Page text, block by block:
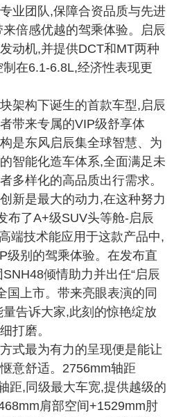
业团队,保障合资品质与先进
倍感优越的驾乘体验。启辰
动机,并提供DCT和MT两种
在6.1-6.8L,经济性表现更
架构下诞生的首款车型,启辰
带来专属的VIP级舒享体
是东风启辰集全球智慧、为
智能化造车体系,全面满足未
多样化的高品质出行需求。
新是最大的动力,在这种努力
布了A+级SUV头等舱-启辰
端技术能应用于这款产品中,
级别的驾乘体验。在发布直
倾情助力并出任“启辰
国上市。带来亮眼表演的同
告诉大家,此刻的惊艳绽放
打磨。
式最为有力的呈现便是能让
意舒适。2756mm轴距
距,同级最大车宽,提供越级的
肩部空间+1529mm肘